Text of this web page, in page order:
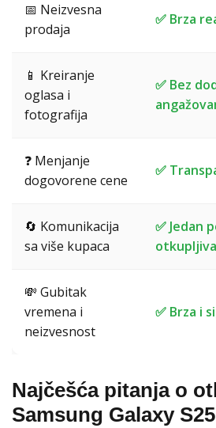
📅 Neizvesna
prodaja
✅ Brza
📱 Kreiranje
oglasa i
fotografija
✅ Bez
❓ Menjanje
dogovorene cene
✅
🔄 Komunikacija
sa više kupaca
✅ Jedan
💸 Gubitak
vremena i
neizvesnost
✅ Brza i
Najčešća pitanja o
Samsung Galaxy